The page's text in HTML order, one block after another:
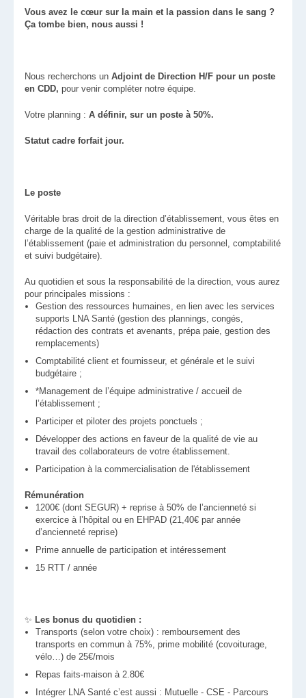
Vous avez le cœur sur la main et la passion dans le sang ?
Ça tombe bien, nous aussi !
Nous recherchons un Adjoint de Direction H/F pour un poste
en CDD, pour venir compléter notre équipe.
Votre planning : A définir, sur un poste à 50%.
Statut cadre forfait jour.
Le poste
Véritable bras droit de la direction d’établissement, vous êtes en
charge de la qualité de la gestion administrative de
l’établissement (paie et administration du personnel, comptabilité
et suivi budgétaire).
Au quotidien et sous la responsabilité de la direction, vous aurez
pour principales missions :
Gestion des ressources humaines, en lien avec les services
supports LNA Santé (gestion des plannings, congés,
rédaction des contrats et avenants, prépa paie, gestion des
remplacements)
Comptabilité client et fournisseur, et générale et le suivi
budgétaire ;
*Management de l’équipe administrative / accueil de
l’établissement ;
Participer et piloter des projets ponctuels ;
Développer des actions en faveur de la qualité de vie au
travail des collaborateurs de votre établissement.
Participation à la commercialisation de l'établissement
Rémunération
1200€ (dont SEGUR) + reprise à 50% de l’ancienneté si
exercice à l’hôpital ou en EHPAD (21,40€ par année
d’ancienneté reprise)
Prime annuelle de participation et intéressement
15 RTT / année
✨ Les bonus du quotidien :
Transports (selon votre choix) : remboursement des
transports en commun à 75%, prime mobilité (covoiturage,
vélo…) de 25€/mois
Repas faits-maison à 2.80€
Intégrer LNA Santé c’est aussi : Mutuelle - CSE - Parcours